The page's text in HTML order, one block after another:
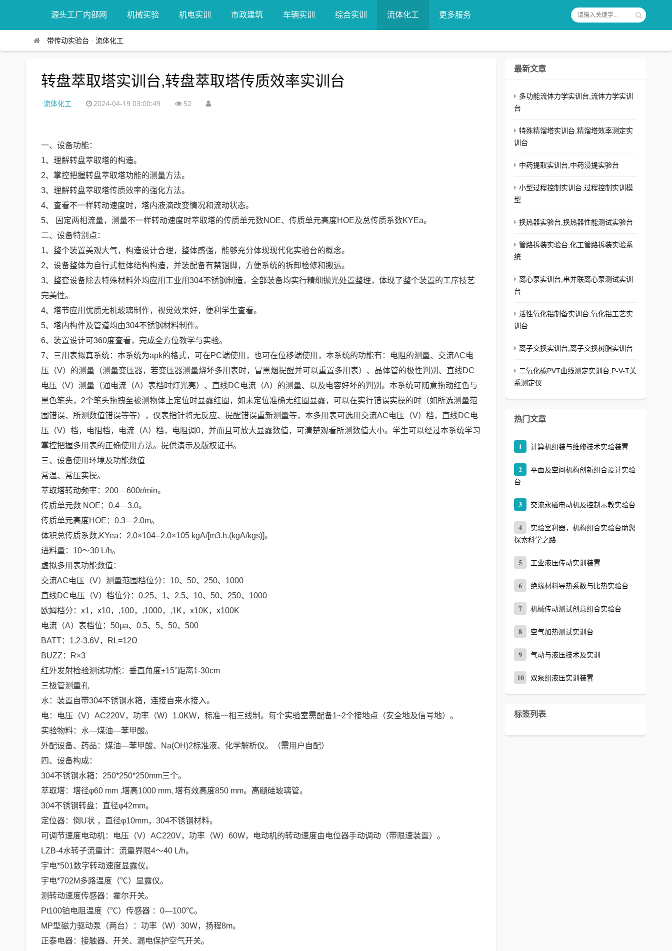
源头工厂内部网 机械实验 机电实训 市政建筑 车辆实训 综合实训 流体化工 更多服务
带传动实验台 · 流体化工
转盘萃取塔实训台,转盘萃取塔传质效率实训台
流体化工 2024-04-19 03:00:49 52
一、设备功能：
1、理解转盘萃取塔的构造。
2、掌控把握转盘萃取塔功能的测量方法。
3、理解转盘萃取塔传质效率的强化方法。
4、查看不一样转动速度时，塔内液滴改变情况和流动状态。
5、 固定两相流量，测量不一样转动速度时萃取塔的传质单元数NOE、传质单元高度HOE及总传质系数KYEa。
二、设备特别点：
1、整个装置美观大气，构造设计合理，整体感强，能够充分体现现代化实验台的概念。
2、设备整体为自行式框体结构构造，并装配备有禁锢脚，方便系统的拆卸检修和搬运。
3、整套设备除去特殊材料外均应用工业用304不锈钢制造，全部装备均实行精细抛光处置整理，体现了整个装置的工序技艺
完美性。
4、塔节应用优质无机玻璃制作，视觉效果好，便利学生查看。
5、塔内构件及管道均由304不锈钢材料制作。
6、装置设计可360度查看，完成全方位教学与实验。
7、三用表拟真系统：本系统为apk的格式，可在PC端使用，也可在位移端使用，本系统的功能有：电阻的测量、交流AC电
压（V）的测量（测量变压器，若变压器测量烧坏多用表时，冒黑烟提醒并可以重置多用表）、晶体管的极性判别、直线DC
电压（V）测量（通电流（A）表档时灯光亮）、直线DC电流（A）的测量、以及电容好坏的判别。本系统可随意拖动红色与
黑色笔头，2个笔头拖拽至被测物体上定位时显露红圈，如未定位准确无红圈显露，可以在实行错误实操的时（如所选测量范
围错误、所测数值错误等等），仪表指针将无反应、提醒错误重新测量等，本多用表可选用交流AC电压（V）档，直线DC电
压（V）档，电阻档，电流（A）档，电阻调0，并而且可放大显露数值，可清楚观看所测数值大小。学生可以经过本系统学习
掌控把握多用表的正确使用方法。提供演示及版权证书。
三、设备使用环境及功能数值
常温、常压实操。
萃取塔转动频率：200―600r/min。
传质单元数 NOE：0.4―3.0。
传质单元高度HOE：0.3―2.0m。
体积总传质系数,KYea：2.0×104--2.0×105 kgA/[m3.h.(kgA/kgs)]。
进料量：10～30 L/h。
虚拟多用表功能数值：
交流AC电压（V）测量范围档位分：10、50、250、1000
直线DC电压（V）档位分：0.25、1、2.5、10、50、250、1000
欧姆档分：x1，x10，,100，,1000，,1K，x10K，x100K
电流（A）表档位：50μa、0.5、5、50、500
BATT：1.2-3.6V，RL=12Ω
BUZZ：R×3
红外发射检验测试功能：垂直角度±15°距离1-30cm
三极管测量孔
水：装置自带304不锈钢水箱，连接自来水接入。
电：电压（V）AC220V，功率（W）1.0KW，标准一相三线制。每个实验室需配备1~2个接地点（安全地及信号地）。
实验物料：水―煤油―苯甲酸。
外配设备、药品：煤油―苯甲酸、Na(OH)2标准液、化学解析仪。（需用户自配）
四、设备构成：
304不锈钢水箱：250*250*250mm三个。
萃取塔：塔径φ60 mm ,塔高1000 mm, 塔有效高度850 mm。高硼硅玻璃管。
304不锈钢转盘：直径φ42mm。
定位器：倒U状 ，直径φ10mm，304不锈钢材料。
可调节速度电动机：电压（V）AC220V，功率（W）60W，电动机的转动速度由电位器手动调动（带限速装置）。
LZB-4水转子流量计：流量界限4～40 L/h。
宇电*501数字转动速度显露仪。
宇电*702M多路温度（℃）显露仪。
测转动速度传感器：霍尔开关。
Pt100铂电阻温度（℃）传感器 ：0―100℃。
MP型磁力驱动泵（两台）：功率（W）30Ｗ，扬程8m。
正泰电器：接触器、开关、漏电保护空气开关。
最新文章
多功能流体力学实训台,流体力学实训
台
特殊精馏塔实训台,精馏塔效率测定实
训台
中药提取实训台,中药浸提实验台
小型过程控制实训台,过程控制实训模
型
换热器实验台,换热器性能测试实验台
管路拆装实验台,化工管路拆装实验系
统
离心泵实训台,串并联离心泵测试实训
台
活性氧化铝制备实训台,氧化铝工艺实
训台
离子交换实训台,离子交换树脂实训台
二氧化碳PVT曲线测定实训台,P-V-T关
系测定仪
热门文章
1 计算机组装与维修技术实验装置
2
平面及空间机构创新组合设计实验
台
3 交流永磁电动机及控制示教实验台
4
实验室利器，机构组合实验台助您
探索科学之路
5 工业液压传动实训装置
6 绝缘材料导热系数与比热实验台
7 机械传动测试创意组合实验台
8 空气加热测试实训台
9 气动与液压技术及实训
10 双泵组液压实训装置
标签列表